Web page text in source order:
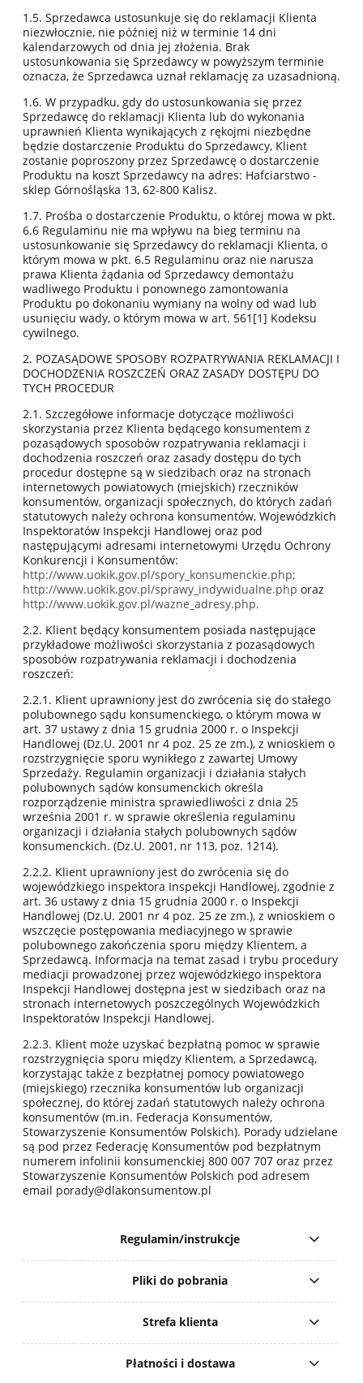
1.5. Sprzedawca ustosunkuje się do reklamacji Klienta
niezwłocznie, nie później niż w terminie 14 dni
kalendarzowych od dnia jej złożenia. Brak
ustosunkowania się Sprzedawcy w powyższym terminie
oznacza, że Sprzedawca uznał reklamację za uzasadnioną.
1.6. W przypadku, gdy do ustosunkowania się przez
Sprzedawcę do reklamacji Klienta lub do wykonania
uprawnień Klienta wynikających z rękojmi niezbędne
będzie dostarczenie Produktu do Sprzedawcy, Klient
zostanie poproszony przez Sprzedawcę o dostarczenie
Produktu na koszt Sprzedawcy na adres: Hafciarstwo -
sklep Górnośląska 13, 62-800 Kalisz.
1.7. Prośba o dostarczenie Produktu, o której mowa w pkt.
6.6 Regulaminu nie ma wpływu na bieg terminu na
ustosunkowanie się Sprzedawcy do reklamacji Klienta, o
którym mowa w pkt. 6.5 Regulaminu oraz nie narusza
prawa Klienta żądania od Sprzedawcy demontażu
wadliwego Produktu i ponownego zamontowania
Produktu po dokonaniu wymiany na wolny od wad lub
usunięciu wady, o którym mowa w art. 561[1] Kodeksu
cywilnego.
2. POZASĄDOWE SPOSOBY ROZPATRYWANIA REKLAMACJI I
DOCHODZENIA ROSZCZEŃ ORAZ ZASADY DOSTĘPU DO
TYCH PROCEDUR
2.1. Szczegółowe informacje dotyczące możliwości
skorzystania przez Klienta będącego konsumentem z
pozasądowych sposobów rozpatrywania reklamacji i
dochodzenia roszczeń oraz zasady dostępu do tych
procedur dostępne są w siedzibach oraz na stronach
internetowych powiatowych (miejskich) rzeczników
konsumentów, organizacji społecznych, do których zadań
statutowych należy ochrona konsumentów, Wojewódzkich
Inspektoratów Inspekcji Handlowej oraz pod
następującymi adresami internetowymi Urzędu Ochrony
Konkurencji i Konsumentów:
http://www.uokik.gov.pl/spory_konsumenckie.php;
http://www.uokik.gov.pl/sprawy_indywidualne.php oraz
http://www.uokik.gov.pl/wazne_adresy.php.
2.2. Klient będący konsumentem posiada następujące
przykładowe możliwości skorzystania z pozasądowych
sposobów rozpatrywania reklamacji i dochodzenia
roszczeń:
2.2.1. Klient uprawniony jest do zwrócenia się do stałego
polubownego sądu konsumenckiego, o którym mowa w
art. 37 ustawy z dnia 15 grudnia 2000 r. o Inspekcji
Handlowej (Dz.U. 2001 nr 4 poz. 25 ze zm.), z wnioskiem o
rozstrzygnięcie sporu wynikłego z zawartej Umowy
Sprzedaży. Regulamin organizacji i działania stałych
polubownych sądów konsumenckich określa
rozporządzenie ministra sprawiedliwości z dnia 25
września 2001 r. w sprawie określenia regulaminu
organizacji i działania stałych polubownych sądów
konsumenckich. (Dz.U. 2001, nr 113, poz. 1214).
2.2.2. Klient uprawniony jest do zwrócenia się do
wojewódzkiego inspektora Inspekcji Handlowej, zgodnie z
art. 36 ustawy z dnia 15 grudnia 2000 r. o Inspekcji
Handlowej (Dz.U. 2001 nr 4 poz. 25 ze zm.), z wnioskiem o
wszczęcie postępowania mediacyjnego w sprawie
polubownego zakończenia sporu między Klientem, a
Sprzedawcą. Informacja na temat zasad i trybu procedury
mediacji prowadzonej przez wojewódzkiego inspektora
Inspekcji Handlowej dostępna jest w siedzibach oraz na
stronach internetowych poszczególnych Wojewódzkich
Inspektoratów Inspekcji Handlowej.
2.2.3. Klient może uzyskać bezpłatną pomoc w sprawie
rozstrzygnięcia sporu między Klientem, a Sprzedawcą,
korzystając także z bezpłatnej pomocy powiatowego
(miejskiego) rzecznika konsumentów lub organizacji
społecznej, do której zadań statutowych należy ochrona
konsumentów (m.in. Federacja Konsumentów,
Stowarzyszenie Konsumentów Polskich). Porady udzielane
są pod przez Federację Konsumentów pod bezpłatnym
numerem infolinii konsumenckiej 800 007 707 oraz przez
Stowarzyszenie Konsumentów Polskich pod adresem
email porady@dlakonsumentow.pl
Regulamin/instrukcje
Pliki do pobrania
Strefa klienta
Płatności i dostawa